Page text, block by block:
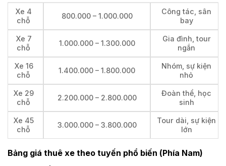
Xe 4
chỗ
800.000 – 1.000.000
Công tác, sân
bay
Xe 7
chỗ
1.000.000 – 1.300.000
Gia đình, tour
ngắn
Xe 16
chỗ
1.400.000 – 1.800.000
Nhóm, sự kiện
nhỏ
Xe 29
chỗ
2.200.000 – 2.800.000
Đoàn thể, học
sinh
Xe 45
chỗ
3.000.000 – 3.800.000
Tour dài, sự kiện
lớn
Bảng giá thuê xe theo tuyến phổ biến (Phía Nam)